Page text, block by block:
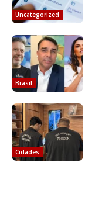
Uncategorized
Brasil
Cidades